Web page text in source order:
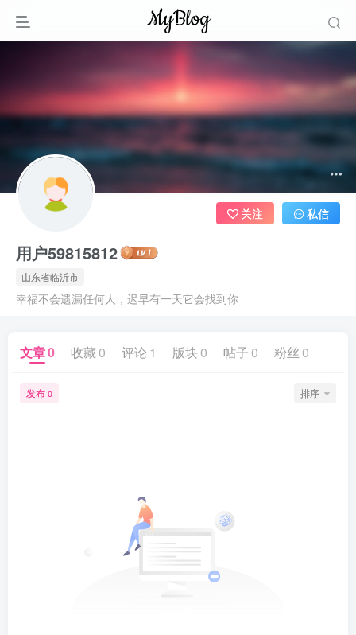
用户59815812
山东省临沂市
幸福不会遗漏任何人，迟早有一天它会找到你
关注 私信
文章0 收藏 0 评论 1 版块 0 帖子 0 粉丝 0
发布 0 排序